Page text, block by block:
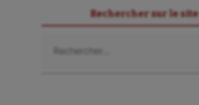
Rechercher sur le site